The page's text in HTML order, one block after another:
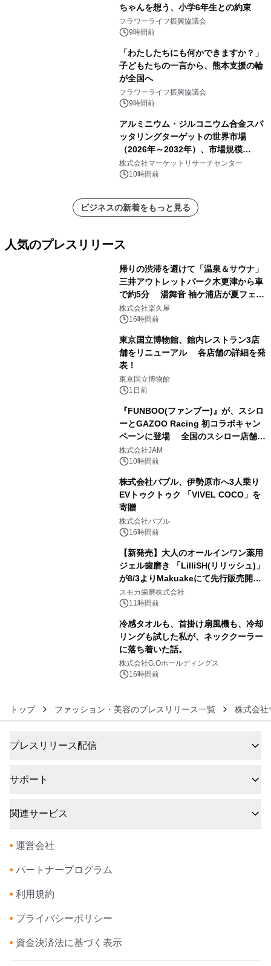
ちゃんを想う、小学6年生との約束
フラワーライフ振興協議会
9時間前
「わたしたちにも何かできますか？」
子どもたちの一言から、熊本支援の輪
が全国へ
フラワーライフ振興協議会
9時間前
アルミニウム・ジルコニウム合金スパ
ッタリングターゲットの世界市場
（2026年～2032年）、市場規模
（0.995、0.999、その他）・分析レポ
ートを発表
株式会社マーケットリサーチセンター
10時間前
ビジネスの新着をもっと見る
人気のプレスリリース
帰りの渋滞を避けて「温泉＆サウナ」
三井アウトレットパーク木更津から車
で約5分 湯舞音 袖ケ浦店が夏フェア
メニューを提供
株式会社楽久屋
16時間前
東京国立博物館、館内レストラン3店
舗をリニューアル 各店舗の詳細を発
表！
東京国立博物館
1日前
『FUNBOO(ファンブー)』が、スシロ
ーとGAZOO Racing 初コラボキャン
ペーンに登場 全国のスシロー店舗で
GR 4車種の FUNBOO(ミニカー)付き
メニューが展開されます
株式会社JAM
10時間前
株式会社バブル、伊勢原市へ3人乗り
EVトゥクトゥク 「VIVEL COCO」を
寄贈
株式会社バブル
16時間前
【新発売】大人のオールインワン薬用
ジェル歯磨き 「LilliSH(リリッシュ)」
が8/3よりMakuakeにて先行販売開
始！
スモカ歯磨株式会社
11時間前
冷感タオルも、首掛け扇風機も、冷却
リングも試した私が、ネッククーラー
に落ち着いた話。
株式会社G.Oホールディングス
16時間前
トップ ファッション・美容のプレスリリース一覧 株式会社
プレスリリース配信
サポート
関連サービス
• 運営会社
• パートナープログラム
• 利用規約
• プライバシーポリシー
• 資金決済法に基づく表示